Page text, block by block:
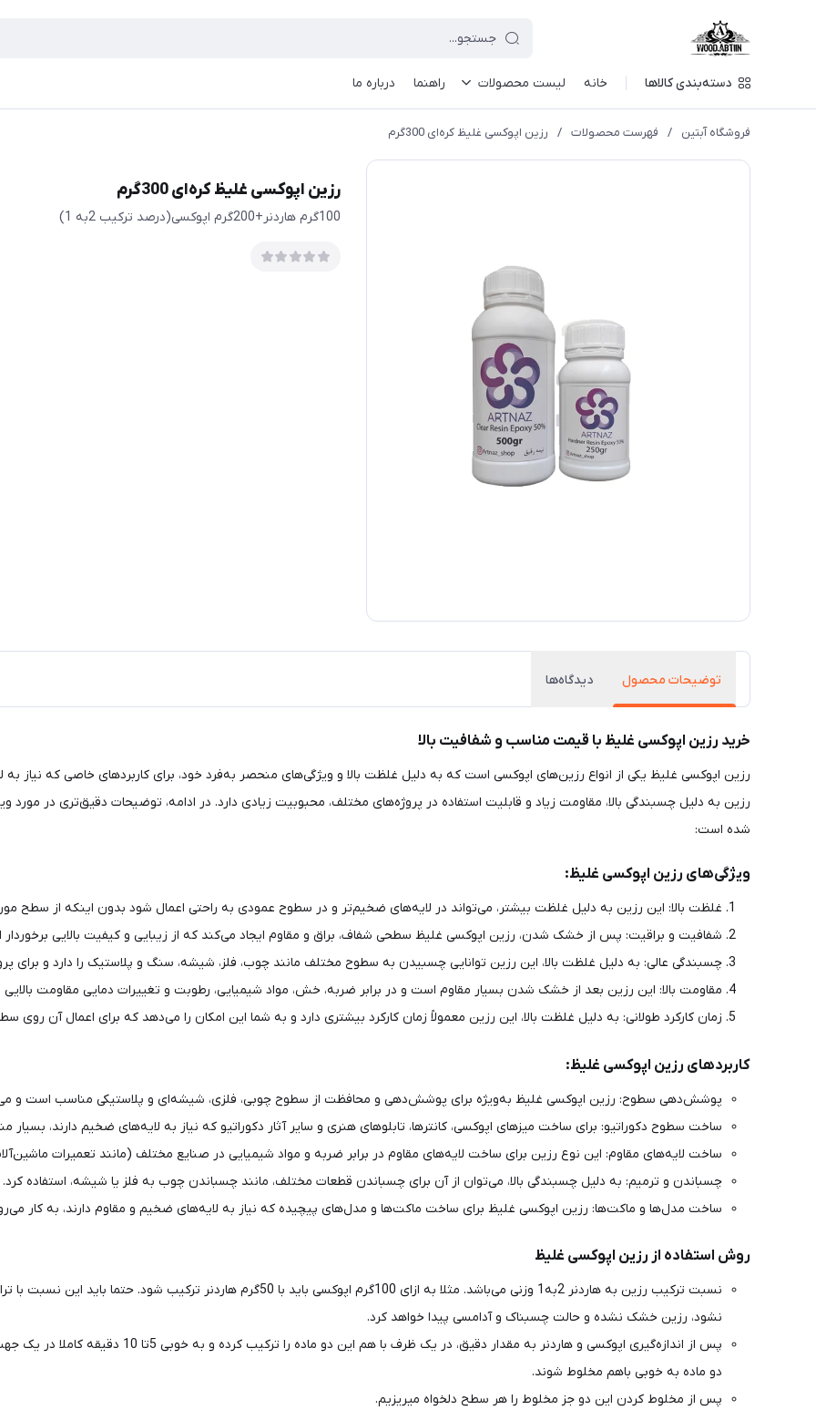
دسته‌بندی کالاها خانه لیست محصولات راهنما درباره ما
فروشگاه آبتین / فهرست محصولات / رزین اپوکسی غلیظ کره‌ای 300گرم
رزین اپوکسی غلیظ کره‌ای 300گرم
100گرم هاردنر+200گرم اپوکسی(درصد ترکیب 2به 1)
توضیحات محصول دیدگاه‌ها
خرید رزین اپوکسی غلیظ با قیمت مناسب و شفافیت بالا
رزین اپوکسی غلیظ یکی از انواع رزین‌های اپوکسی است که به دلیل غلظت بالا و ویژگی‌های منحصر به‌فرد خود، برای کاربردهای خاصی که نیاز
رزین به دلیل چسبندگی بالا، مقاومت زیاد و قابلیت استفاده در پروژه‌های مختلف، محبوبیت زیادی دارد. در ادامه، توضیحات دقیق‌تری در مورد
شده است:
ویژگی‌های رزین اپوکسی غلیظ:
غلظت بالا: این رزین به دلیل غلظت بیشتر، می‌تواند در لایه‌های ضخیم‌تر و در سطوح عمودی به راحتی اعمال شود بدون اینکه از سطح
شفافیت و براقیت: پس از خشک شدن، رزین اپوکسی غلیظ سطحی شفاف، براق و مقاوم ایجاد می‌کند که از زیبایی و کیفیت بالایی
چسبندگی عالی: به دلیل غلظت بالا، این رزین توانایی چسبیدن به سطوح مختلف مانند چوب، فلز، شیشه، سنگ و پلاستیک را دارد و برای
مقاومت بالا: این رزین بعد از خشک شدن بسیار مقاوم است و در برابر ضربه، خش، مواد شیمیایی، رطوبت و تغییرات دمایی مقاومت بالایی
زمان کارکرد طولانی: به دلیل غلظت بالا، این رزین معمولاً زمان کارکرد بیشتری دارد و به شما این امکان را می‌دهد که برای اعمال آن
کاربردهای رزین اپوکسی غلیظ:
پوشش‌دهی سطوح: رزین اپوکسی غلیظ به‌ویژه برای پوشش‌دهی و محافظت از سطوح چوبی، فلزی، شیشه‌ای و پلاستیکی مناسب است و
ساخت سطوح دکوراتیو: برای ساخت میزهای اپوکسی، کانترها، تابلوهای هنری و سایر آثار دکوراتیو که نیاز به لایه‌های ضخیم دارند،
ساخت لایه‌های مقاوم: این نوع رزین برای ساخت لایه‌های مقاوم در برابر ضربه و مواد شیمیایی در صنایع مختلف (مانند تعمیرات
چسباندن و ترمیم: به دلیل چسبندگی بالا، می‌توان از آن برای چسباندن قطعات مختلف، مانند چسباندن چوب به فلز یا شیشه، استفاده کرد.
ساخت مدل‌ها و ماکت‌ها: رزین اپوکسی غلیظ برای ساخت ماکت‌ها و مدل‌های پیچیده که نیاز به لایه‌های ضخیم و مقاوم دارند، به کار
روش استفاده از رزین اپوکسی غلیظ
نسبت ترکیب رزین به هاردنر 2به1 وزنی می‌باشد. مثلا به ازای 100گرم اپوکسی باید با
نشود، رزین خشک نشده و حالت چسبناک و آدامسی پیدا خواهد کرد.
پس از اندازه‌گیری اپوکسی و هاردنر به مقدار
دو ماده به خوبی باهم مخلوط شوند.
پس از مخلوط کردن این دو جز مخلوط را هر سطح دلخواه میریزیم.